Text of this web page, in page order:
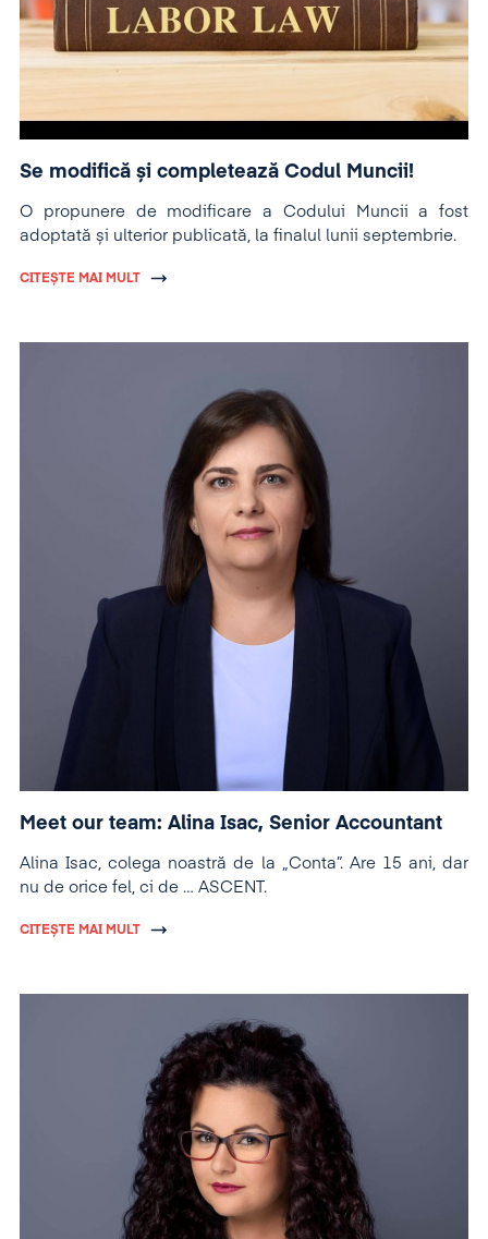
Se modifică și completează Codul Muncii!
O propunere de modificare a Codului Muncii a fost
adoptată și ulterior publicată, la finalul lunii septembrie.
CITEȘTE MAI MULT
Meet our team: Alina Isac, Senior Accountant
Alina Isac, colega noastră de la „Conta”. Are 15 ani, dar
nu de orice fel, ci de … ASCENT.
CITEȘTE MAI MULT